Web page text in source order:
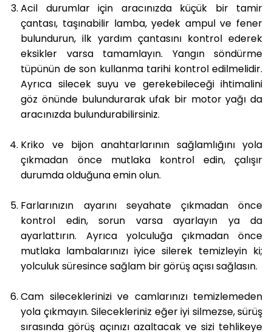
Acil durumlar için aracınızda küçük bir tamir
çantası, taşınabilir lamba, yedek ampul ve fener
bulundurun, ilk yardım çantasını kontrol ederek
eksikler varsa tamamlayın. Yangın söndürme
tüpünün de son kullanma tarihi kontrol edilmelidir.
Ayrıca silecek suyu ve gerekebileceği ihtimalini
göz önünde bulundurarak ufak bir motor yağı da
aracınızda bulundurabilirsiniz.
Kriko ve bijon anahtarlarının sağlamlığını yola
çıkmadan önce mutlaka kontrol edin, çalışır
durumda olduğuna emin olun.
Farlarınızın ayarını seyahate çıkmadan önce
kontrol edin, sorun varsa ayarlayın ya da
ayarlattırın. Ayrıca yolculuğa çıkmadan önce
mutlaka lambalarınızı iyice silerek temizleyin ki;
yolculuk süresince sağlam bir görüş açısı sağlasın.
Cam sileceklerinizi ve camlarınızı temizlemeden
yola çıkmayın. Silecekleriniz eğer iyi silmezse, sürüş
sırasında görüş açınızı azaltacak ve sizi tehlikeye